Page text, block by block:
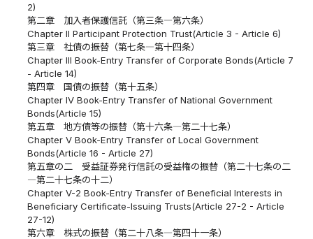
2)
第二章 加入者保護信託（第三条―第六条）
Chapter II Participant Protection Trust(Article 3 - Article 6)
第三章 社債の振替（第七条―第十四条）
Chapter III Book-Entry Transfer of Corporate Bonds(Article 7
- Article 14)
第四章 国債の振替（第十五条）
Chapter IV Book-Entry Transfer of National Government
Bonds(Article 15)
第五章 地方債等の振替（第十六条―第二十七条）
Chapter V Book-Entry Transfer of Local Government
Bonds(Article 16 - Article 27)
第五章の二 受益証券発行信託の受益権の振替（第二十七条の二
―第二十七条の十二）
Chapter V-2 Book-Entry Transfer of Beneficial Interests in
Beneficiary Certificate-Issuing Trusts(Article 27-2 - Article
27-12)
第六章 株式の振替（第二十八条―第四十一条）